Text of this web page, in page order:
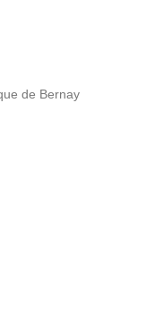
de Bernay